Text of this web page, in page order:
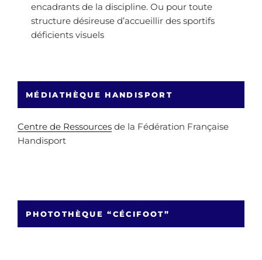
encadrants de la discipline. Ou pour toute
structure désireuse d’accueillir des sportifs
déficients visuels
MÉDIATHÈQUE HANDISPORT
Centre de Ressources de la Fédération Française
Handisport
PHOTOTHÈQUE “CÉCIFOOT”